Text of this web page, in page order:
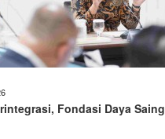
Fondasi Daya Saing